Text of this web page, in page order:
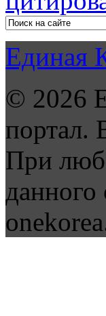
Единая
© 2026
портал.
При
данного